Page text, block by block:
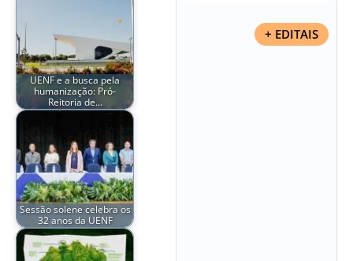
UENF e a busca pela
humanização: Pró-
Reitoria de…
Sessão solene celebra os
32 anos da UENF
+ EDITAIS